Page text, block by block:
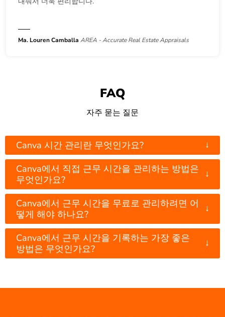
Ma. Louren Camballa AREA - Accurate Real Estate Appraisals
FAQ
자주 묻는 질문
Canva 시간 관리란 무엇인가요? ↓
Canva에서 직접 근무 시간을 관리하는 방법은
무엇인가요?
↓
Canva에서 근무 시간을 무료로 관리하려면 어
떻게 해야 하나요?
↓
Canva에서 근무 시간을 기록하는 가장 좋은
방법은 무엇인가요?
↓